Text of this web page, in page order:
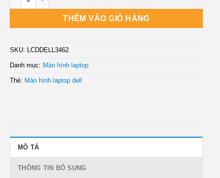
THÊM VÀO GIỎ HÀNG
SKU: LCDDELL3462
Danh mục: Màn hình laptop
Thẻ: Màn hình laptop dell
MÔ TẢ
THÔNG TIN BỔ SUNG